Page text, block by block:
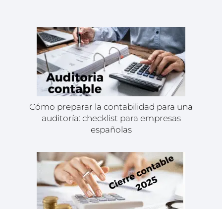
Cómo preparar la contabilidad para una
auditoría: checklist para empresas
españolas